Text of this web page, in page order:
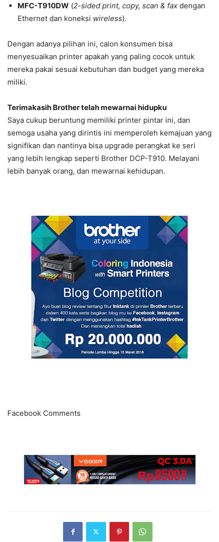
MFC-T910DW (2-sided print, copy, scan & fax dengan
Ethernet dan koneksi wireless).
Dengan adanya pilihan ini, calon konsumen bisa
menyesuaikan printer apakah yang paling cocok untuk
mereka pakai sesuai kebutuhan dan budget yang mereka
miliki.
Terimakasih Brother telah mewarnai hidupku
Saya cukup beruntung memiliki printer pintar ini, dan
semoga usaha yang dirintis ini memperoleh kemajuan yang
signifikan dan nantinya bisa upgrade perangkat ke seri
yang lebih lengkap seperti Brother DCP-T910. Melayani
lebih banyak orang, dan mewarnai kehidupan.
Facebook Comments